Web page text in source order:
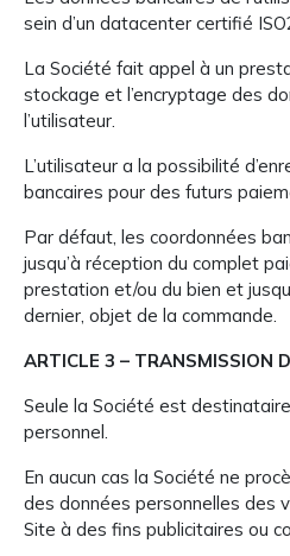
sein d’un datacenter certifié
La Société fait appel à un
stockage et l’encryptage des
l’utilisateur.
L’utilisateur a la possibilité
bancaires pour des futurs
Par défaut, les coordonnées
jusqu’à réception du complet
prestation et/ou du bien et
dernier, objet de la commande.
ARTICLE 3 – TRANSMISSION
Seule la Société est
personnel.
En aucun cas la Société ne
des données personnelles des
Site à des fins publicitaires ou